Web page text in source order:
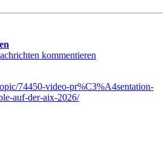
kommentieren
74450-video-pr%C3%A4sentation-
auf-der-aix-2026/